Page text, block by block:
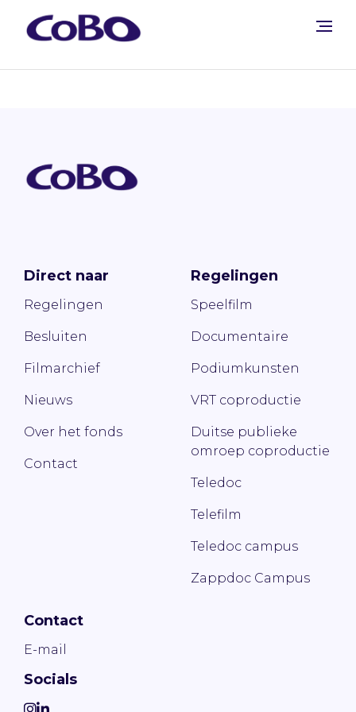
Direct naar
Regelingen
Besluiten
Filmarchief
Nieuws
Over het fonds
Contact
Regelingen
Speelfilm
Documentaire
Podiumkunsten
VRT coproductie
Duitse publieke
omroep coproductie
Teledoc
Telefilm
Teledoc campus
Zappdoc Campus
Contact
E-mail
Socials